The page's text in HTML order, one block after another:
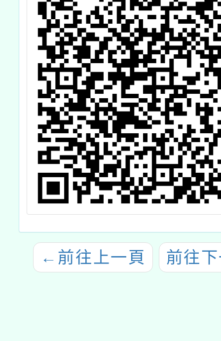
EECC到AI共備
～打造整數乘除
的智慧教學」
← 前往上一頁 前往